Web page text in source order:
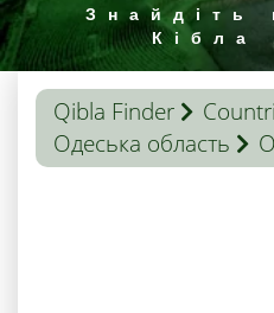
Знайдіть
Кібла
Qibla Finder
Одеська область